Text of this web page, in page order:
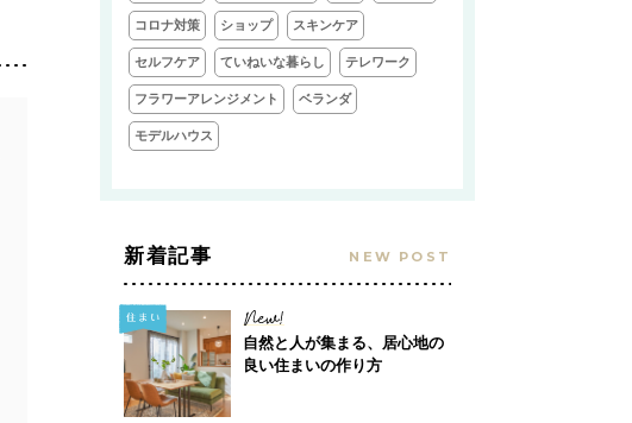
コロナ対策 ショップ スキンケア
セルフケア ていねいな暮らし テレワーク
フラワーアレンジメント ベランダ
モデルハウス
新着記事 NEW POST
自然と人が集まる、居心地の
良い住まいの作り方